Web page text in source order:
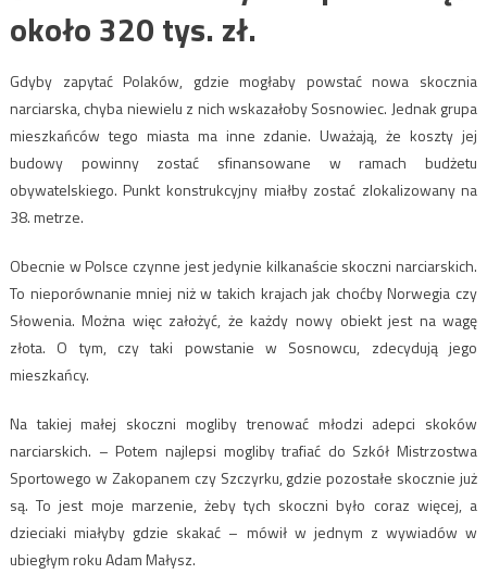
około 320 tys. zł.
Gdyby zapytać Polaków, gdzie mogłaby powstać nowa skocznia
narciarska, chyba niewielu z nich wskazałoby Sosnowiec. Jednak grupa
mieszkańców tego miasta ma inne zdanie. Uważają, że koszty jej
budowy powinny zostać sfinansowane w ramach budżetu
obywatelskiego. Punkt konstrukcyjny miałby zostać zlokalizowany na
38. metrze.
Obecnie w Polsce czynne jest jedynie kilkanaście skoczni narciarskich.
To nieporównanie mniej niż w takich krajach jak choćby Norwegia czy
Słowenia. Można więc założyć, że każdy nowy obiekt jest na wagę
złota. O tym, czy taki powstanie w Sosnowcu, zdecydują jego
mieszkańcy.
Na takiej małej skoczni mogliby trenować młodzi adepci skoków
narciarskich. – Potem najlepsi mogliby trafiać do Szkół Mistrzostwa
Sportowego w Zakopanem czy Szczyrku, gdzie pozostałe skocznie już
są. To jest moje marzenie, żeby tych skoczni było coraz więcej, a
dzieciaki miałyby gdzie skakać – mówił w jednym z wywiadów w
ubiegłym roku Adam Małysz.